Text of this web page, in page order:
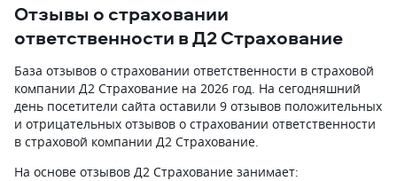
Отзывы о страховании
ответственности в Д2 Страхование
База отзывов о страховании ответственности в страховой
компании Д2 Страхование на 2026 год. На сегодняшний
день посетители сайта оставили 9 отзывов положительных
и отрицательных отзывов о страховании ответственности
в страховой компании Д2 Страхование.
На основе отзывов Д2 Страхование занимает: